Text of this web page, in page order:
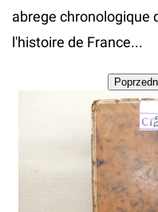
abrege chronologique
l'histoire de France...